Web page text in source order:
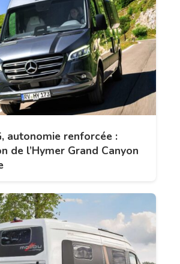
autonomie renforcée :
de l’Hymer Grand Canyon